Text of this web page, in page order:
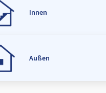
Innen
Außen